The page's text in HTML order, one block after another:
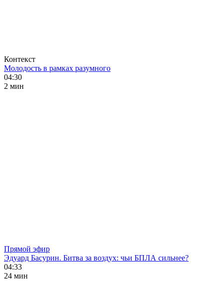
Контекст
Молодость в рамках разумного
04:30
2 мин
Прямой эфир
Эдуард Басурин. Битва за воздух: чьи БПЛА сильнее?
04:33
24 мин